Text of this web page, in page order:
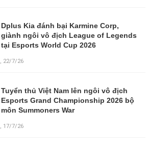
Dplus Kia đánh bại Karmine Corp,
giành ngôi vô địch League of Legends
tại Esports World Cup 2026
, 22/7/26
Tuyển thủ Việt Nam lên ngôi vô địch
Esports Grand Championship 2026 bộ
môn Summoners War
, 17/7/26